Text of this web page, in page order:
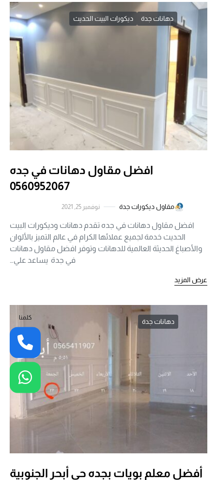
دهانات جدة ديكورات البيت الحديث
افضل مقاول دهانات في جده
0560952067
مقاول ديكورات جدة نوفمبر 25, 2021
افضل مقاول دهانات في جده تقدم دهانات وديكورات البيت
الحديث خدمة لجميع عملائها الكرام في عالم التميز بالألوان
والأصباغ الحديثة العالمية للدهانات وتوفر افضل مقاول دهانات
في جدة يساعد علي…
عرض المزيد
دهانات جدة
أفضل معلم بويات بجده حي أبحر الجنوبية
كلمنا